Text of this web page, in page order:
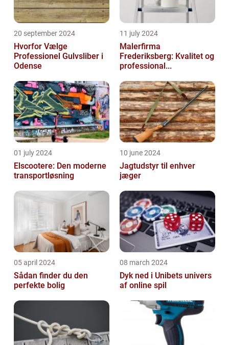
20 september 2024
Hvorfor Vælge
Professionel Gulvsliber i
Odense
11 july 2024
Malerfirma
Frederiksberg: Kvalitet og
professional...
01 july 2024
Elscootere: Den moderne
transportløsning
10 june 2024
Jagtudstyr til enhver
jæger
05 april 2024
Sådan finder du den
perfekte bolig
08 march 2024
Dyk ned i Unibets univers
af online spil